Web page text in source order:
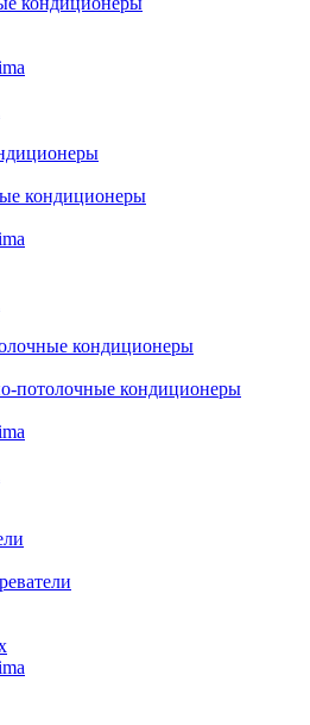
кондиционеры
кондиционеры
потолочные кондиционеры